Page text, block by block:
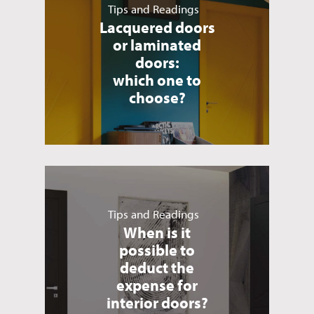
Tips and Readings
Lacquered doors
or laminated
doors:
which one to
choose?
Tips and Readings
When is it
possible to
deduct the
expense for
interior doors?